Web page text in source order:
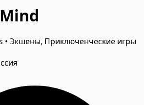
• Экшены, Приключенческие игры